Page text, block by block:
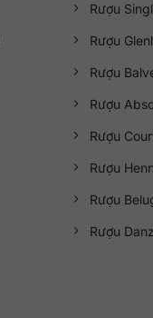
Rượu
Rượu
Rượu
Rượu
Rượu
Rượu
Rượu
Rượu